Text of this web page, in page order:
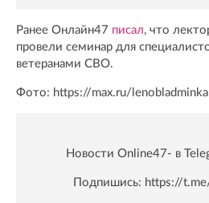
Ранее Онлайн47 писал, что
провели семинар для
ветеранами СВО.
Фото: https://max.ru/lenobladminka
Новости Online47- в
Подпишись: https://